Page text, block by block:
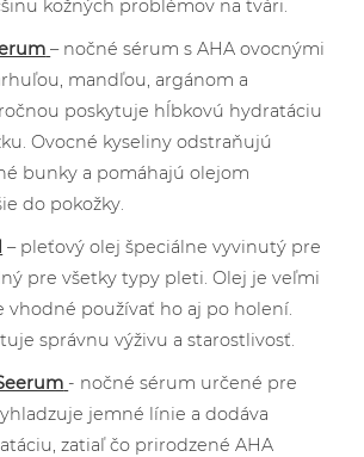
kožných problémov na tvári.
– nočné sérum s AHA ovocnými
mandľou, argánom a
poskytuje hĺbkovú hydratáciu
Ovocné kyseliny odstraňujú
bunky a pomáhajú olejom
do pokožky.
– pleťový olej špeciálne vyvinutý pre
pre všetky typy pleti. Olej je veľmi
vhodné používať ho aj po holení.
správnu výživu a starostlivosť.
- nočné sérum určené pre
jemné línie a dodáva
zatiaľ čo prirodzené AHA